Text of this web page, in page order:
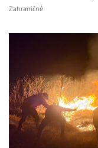
Zahraničné